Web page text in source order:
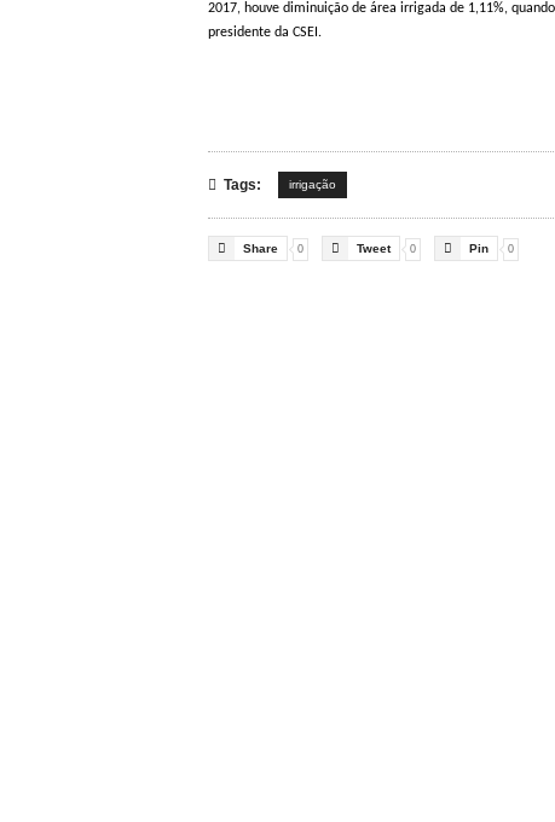
2017, houve diminuição de área irrigada de 1,11%,
presidente da CSEI.
 Tags: irrigação
 Share 0  Tweet 0  Pin 0